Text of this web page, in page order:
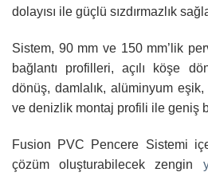
dolayısı ile güçlü sızdırmazlık
Sistem, 90 mm ve 150 mm’lik
bağlantı profilleri, açılı köşe
dönüş, damlalık, alüminyum
ve denizlik montaj profili ile geniş
Fusion PVC Pencere Sistemi
çözüm oluşturabile­cek zengin